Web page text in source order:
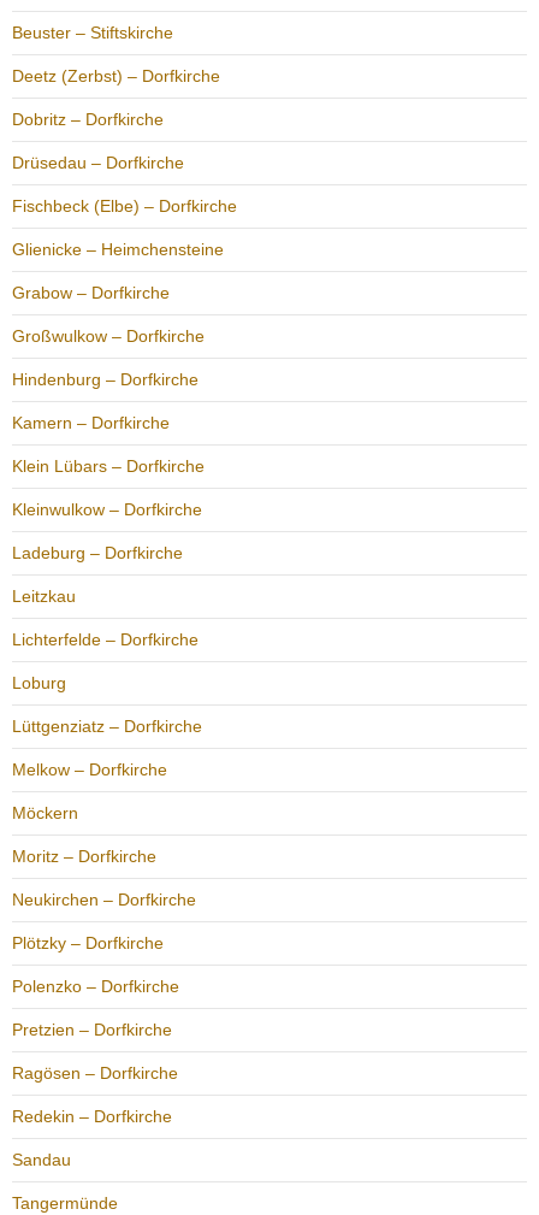
Beuster – Stiftskirche
Deetz (Zerbst) – Dorfkirche
Dobritz – Dorfkirche
Drüsedau – Dorfkirche
Fischbeck (Elbe) – Dorfkirche
Glienicke – Heimchensteine
Grabow – Dorfkirche
Großwulkow – Dorfkirche
Hindenburg – Dorfkirche
Kamern – Dorfkirche
Klein Lübars – Dorfkirche
Kleinwulkow – Dorfkirche
Ladeburg – Dorfkirche
Leitzkau
Lichterfelde – Dorfkirche
Loburg
Lüttgenziatz – Dorfkirche
Melkow – Dorfkirche
Möckern
Moritz – Dorfkirche
Neukirchen – Dorfkirche
Plötzky – Dorfkirche
Polenzko – Dorfkirche
Pretzien – Dorfkirche
Ragösen – Dorfkirche
Redekin – Dorfkirche
Sandau
Tangermünde